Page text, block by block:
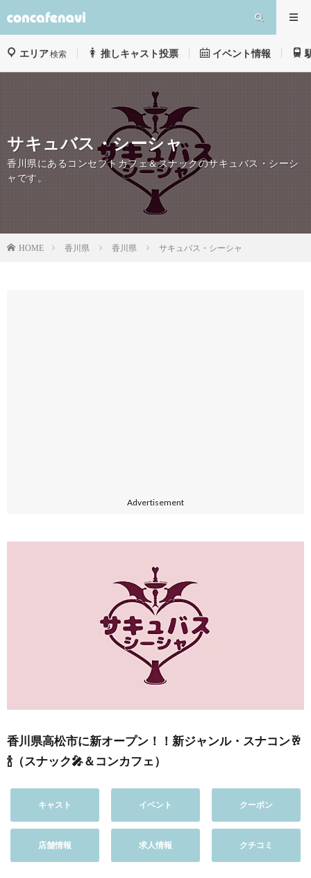
エリア検索 推しキャスト投票 イベント情報
サキュバス・シーシャ
香川県にあるコンセプトカフェ＆スナックのサキュバス・シーシ
ャです。
HOME 香川県 香川県 サキュバス・シーシャ
Advertisement
香川県高松市に新オープン！！新ジャンル・スナコン🥂
🍾（スナック🎤＆コンカフェ）
キャスト イベント クーポン
店舗情報 求人情報 クチコミ